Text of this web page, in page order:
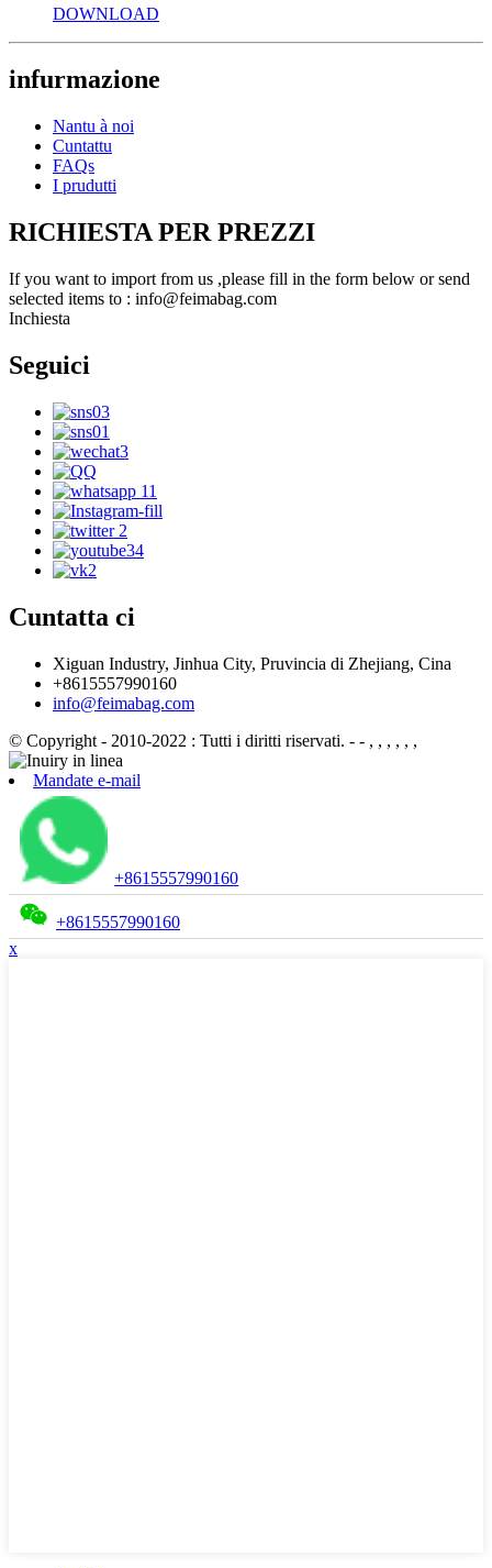
DOWNLOAD
infurmazione
Nantu à noi
Cuntattu
FAQs
I prudutti
RICHIESTA PER PREZZI
If you want to import from us ,please fill in the form below or send
selected items to : info@feimabag.com
Inchiesta
Seguici
Cuntatta ci
Xiguan Industry, Jinhua City, Pruvincia di Zhejiang, Cina
+8615557990160
info@feimabag.com
© Copyright - 2010-2022 : Tutti i diritti riservati. - - , , , , , ,
Mandate e-mail
+8615557990160
+8615557990160
x